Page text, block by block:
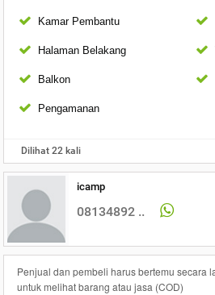
Kamar Pembantu
Halaman Belakang
Balkon
Pengamanan
Dilihat 22 kali
icamp
08134892 ..
Penjual dan pembeli harus bertemu secara
untuk melihat barang atau jasa (COD)